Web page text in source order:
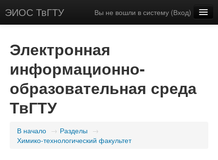
ЭИОС ТвГТУ Вы не вошли в систему (Вход)
Электронная
информационно-
образовательная среда
ТвГТУ
В начало → Разделы →
Химико-технологический факультет